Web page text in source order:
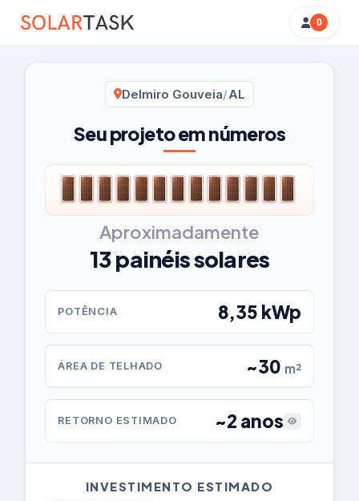
0
simulação
Delmiro Gouveia/AL
Seu projeto em números
Aproximadamente
13 painéis solares
POTÊNCIA 8,35 kWp
ÁREA DE TELHADO ~30 m²
RETORNO ESTIMADO ~2 anos
INVESTIMENTO ESTIMADO